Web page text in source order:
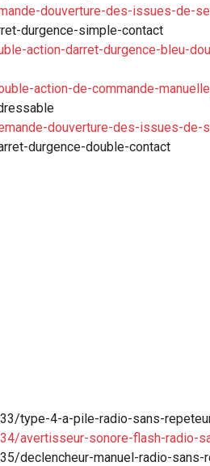
douverture-des-issues-de-
durgence-simple-contact
action-darret-durgence-bleu-
action-de-commande-
douverture-des-issues-de-
durgence-double-contact
type-4-a-pile-radio-sans-
avertisseur-sonore-flash-radio-
declencheur-manuel-radio-sans-